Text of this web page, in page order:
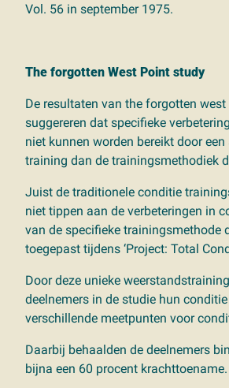
Vol. 56 in september 1975.
The forgotten West Point study
De resultaten van the forgotten
suggereren dat specifieke
niet kunnen worden bereikt door een
training dan de trainingsmethodiek
Juist de traditionele conditie
niet tippen aan de verbeteringen in
van de specifieke trainingsmethode
toegepast tijdens ‘Project: Total
Door deze unieke
deelnemers in de studie hun
verschillende meetpunten voor
Daarbij behaalden de deelnemers
bijna een 60 procent krachttoename.